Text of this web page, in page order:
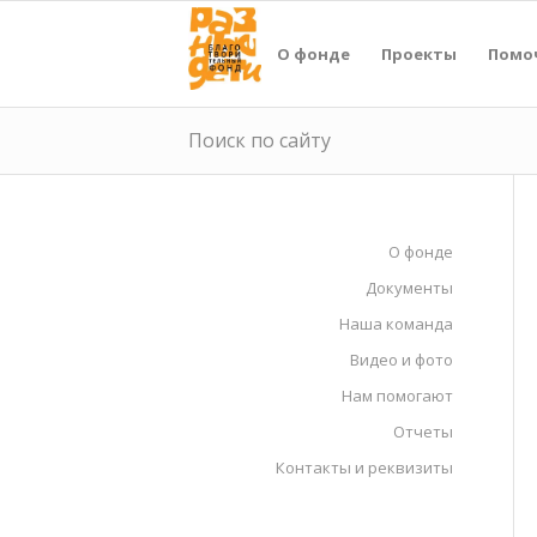
О фонде Проекты
Поиск по сайту
О фонде
Документы
Наша команда
Видео и фото
Нам помогают
Отчеты
Контакты и реквизиты